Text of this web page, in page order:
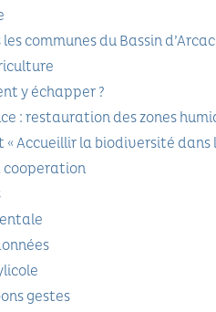
communes du Bassin
y échapper ?
: restauration des zones
« Accueillir la biodiversité dans
cooperation
gestes